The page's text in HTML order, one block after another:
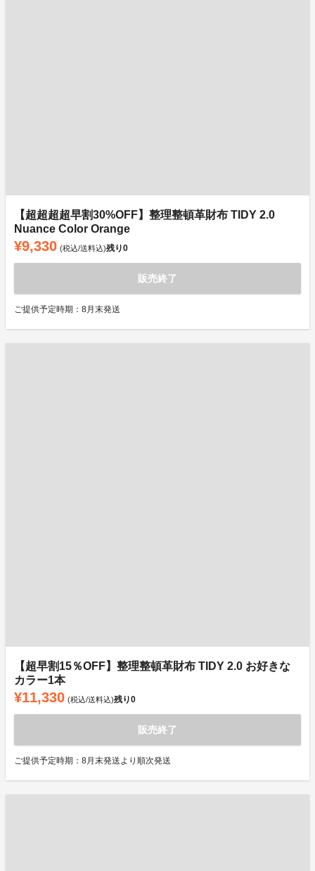
【超超超超早割30%OFF】整理整頓革財布 TIDY 2.0
Nuance Color Orange
¥9,330 (税込/送料込)残り0
販売終了
ご提供予定時期：8月末発送
【超早割15％OFF】整理整頓革財布 TIDY 2.0 お好きな
カラー1本
¥11,330 (税込/送料込)残り0
販売終了
ご提供予定時期：8月末発送より順次発送